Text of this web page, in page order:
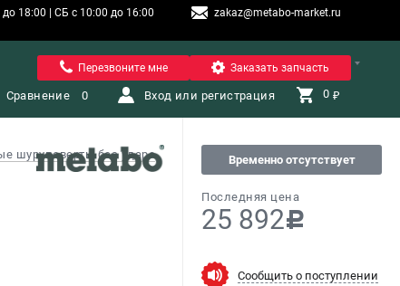
18:00 | СБ с 10:00 до 16:00
zakaz@metabo-market.ru
Санкт-Петербург
Перезвоните мне Заказать запчасть
Сравнение 0 Вход или регистрация 0 ₽
шуруповерты без удара Временно отсутствует
Последняя цена
25 892c
Сообщить о поступлении